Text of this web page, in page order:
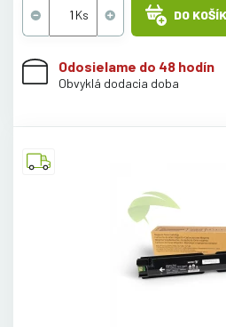
DO
Odosielame do 48 hodín
Obvyklá dodacia doba